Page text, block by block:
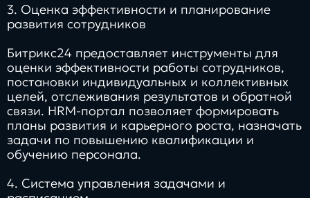
3. Оценка эффективности и планирование
развития сотрудников
Битрикс24 предоставляет инструменты для
оценки эффективности работы сотрудников,
постановки индивидуальных и коллективных
целей, отслеживания результатов и обратной
связи. HRM-портал позволяет формировать
планы развития и карьерного роста, назначать
задачи по повышению квалификации и
обучению персонала.
4. Система управления задачами и